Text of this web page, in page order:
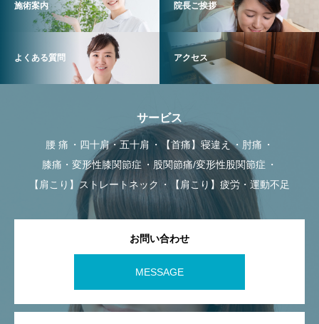
施術案内 院長ご挨拶
よくある質問 アクセス
サービス
腰 痛 四十肩・五十肩 【首痛】寝違え
肘痛
膝痛・変形性膝関節症
股関節痛/変形性股関節症
【肩こり】ストレートネック
【肩こり】疲労・運動不足
お問い合わせ
MESSAGE